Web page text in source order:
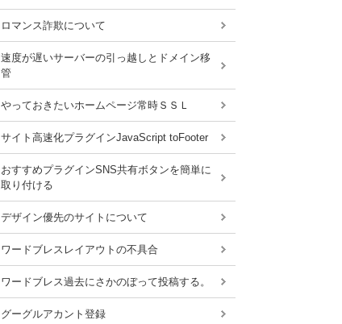
ロマンス詐欺について
速度が遅いサーバーの引っ越しとドメイン移
管
やっておきたいホームページ常時ＳＳＬ
サイト高速化プラグインJavaScript toFooter
おすすめプラグインSNS共有ボタンを簡単に
取り付ける
デザイン優先のサイトについて
ワードブレスレイアウトの不具合
ワードブレス過去にさかのぼって投稿する。
グーグルアカント登録